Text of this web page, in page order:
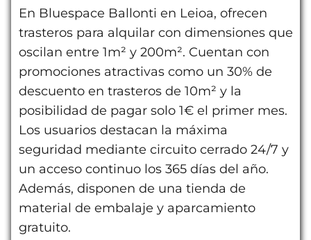
En Bluespace Ballonti en Leioa, ofrecen
trasteros para alquilar con dimensiones que
oscilan entre 1m² y 200m². Cuentan con
promociones atractivas como un 30% de
descuento en trasteros de 10m² y la
posibilidad de pagar solo 1€ el primer mes.
Los usuarios destacan la máxima
seguridad mediante circuito cerrado 24/7 y
un acceso continuo los 365 días del año.
Además, disponen de una tienda de
material de embalaje y aparcamiento
gratuito.